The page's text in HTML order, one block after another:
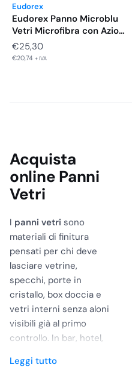
Eudorex
Eudorex Panno Microblu
Vetri Microfibra con Azione
Sgrassante…
€25,30
€20,74 + IVA
Acquista
online Panni
Vetri
I panni vetri sono
materiali di finitura
pensati per chi deve
lasciare vetrine,
specchi, porte in
cristallo, box doccia e
vetri interni senza aloni
visibili già al primo
controllo. In bar, hotel,
cleaning il panno
Leggi tutto